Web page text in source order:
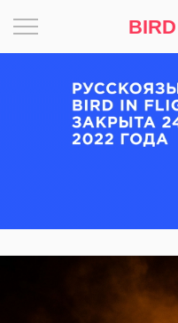
BIRD